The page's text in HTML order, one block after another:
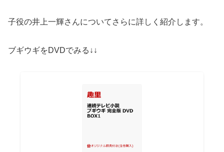
子役の井上一輝さんについてさらに詳しく紹介します。
ブギウギをDVDでみる↓↓